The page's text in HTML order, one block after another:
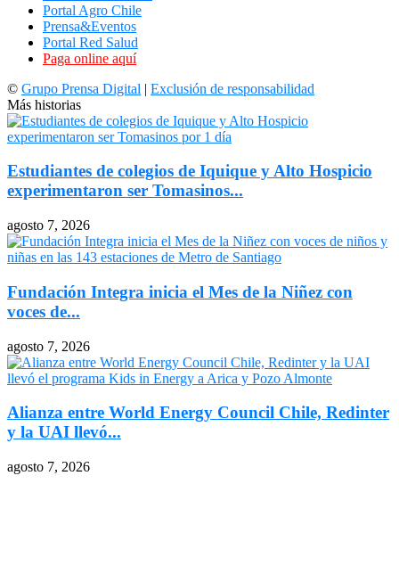
Portal Agro Chile
Prensa&Eventos
Portal Red Salud
Paga online aquí
© Grupo Prensa Digital | Exclusión de responsabilidad
Más historias
Estudiantes de colegios de Iquique y Alto Hospicio
experimentaron ser Tomasinos...
agosto 7, 2026
Fundación Integra inicia el Mes de la Niñez con
voces de...
agosto 7, 2026
Alianza entre World Energy Council Chile, Redinter
y la UAI llevó...
agosto 7, 2026